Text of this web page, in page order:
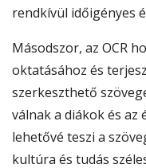
rendkívül időigényes
Másodszor, az OCR
oktatásához és
szerkeszthető
válnak a diákok és az
lehetővé teszi a
kultúra és tudás